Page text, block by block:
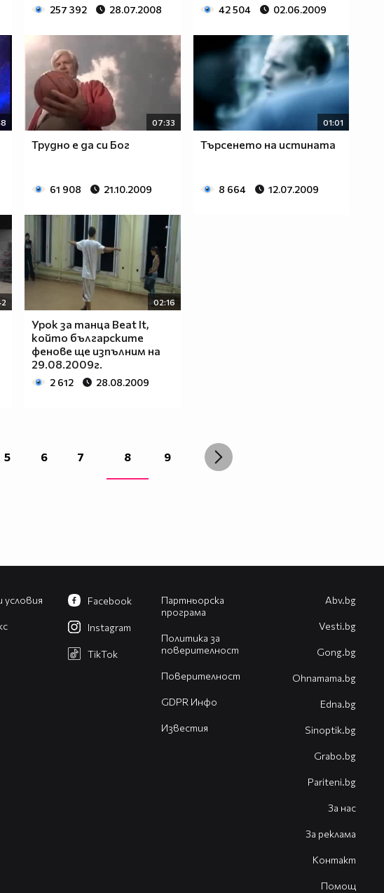
257 392 28.07.2008 42 504 02.06.2009
07:33
Трудно е да си Бог
61 908 21.10.2009
01:01
Търсенето на истината
8 664 12.07.2009
02:16
Урок за танца Beat It,
който българските
фенове ще изпълним на
29.08.2009г.
2 612 28.08.2009
5 6 7 8 9
Партньорска
програма
Политика за
поверителност
Поверителност
GDPR Инфо
Известия
Facebook
Instagram
TikTok
Abv.bg
Vesti.bg
Gong.bg
Оhnamama.bg
Edna.bg
Sinoptik.bg
Grabo.bg
Pariteni.bg
За нас
За реклама
Контакт
Помощ